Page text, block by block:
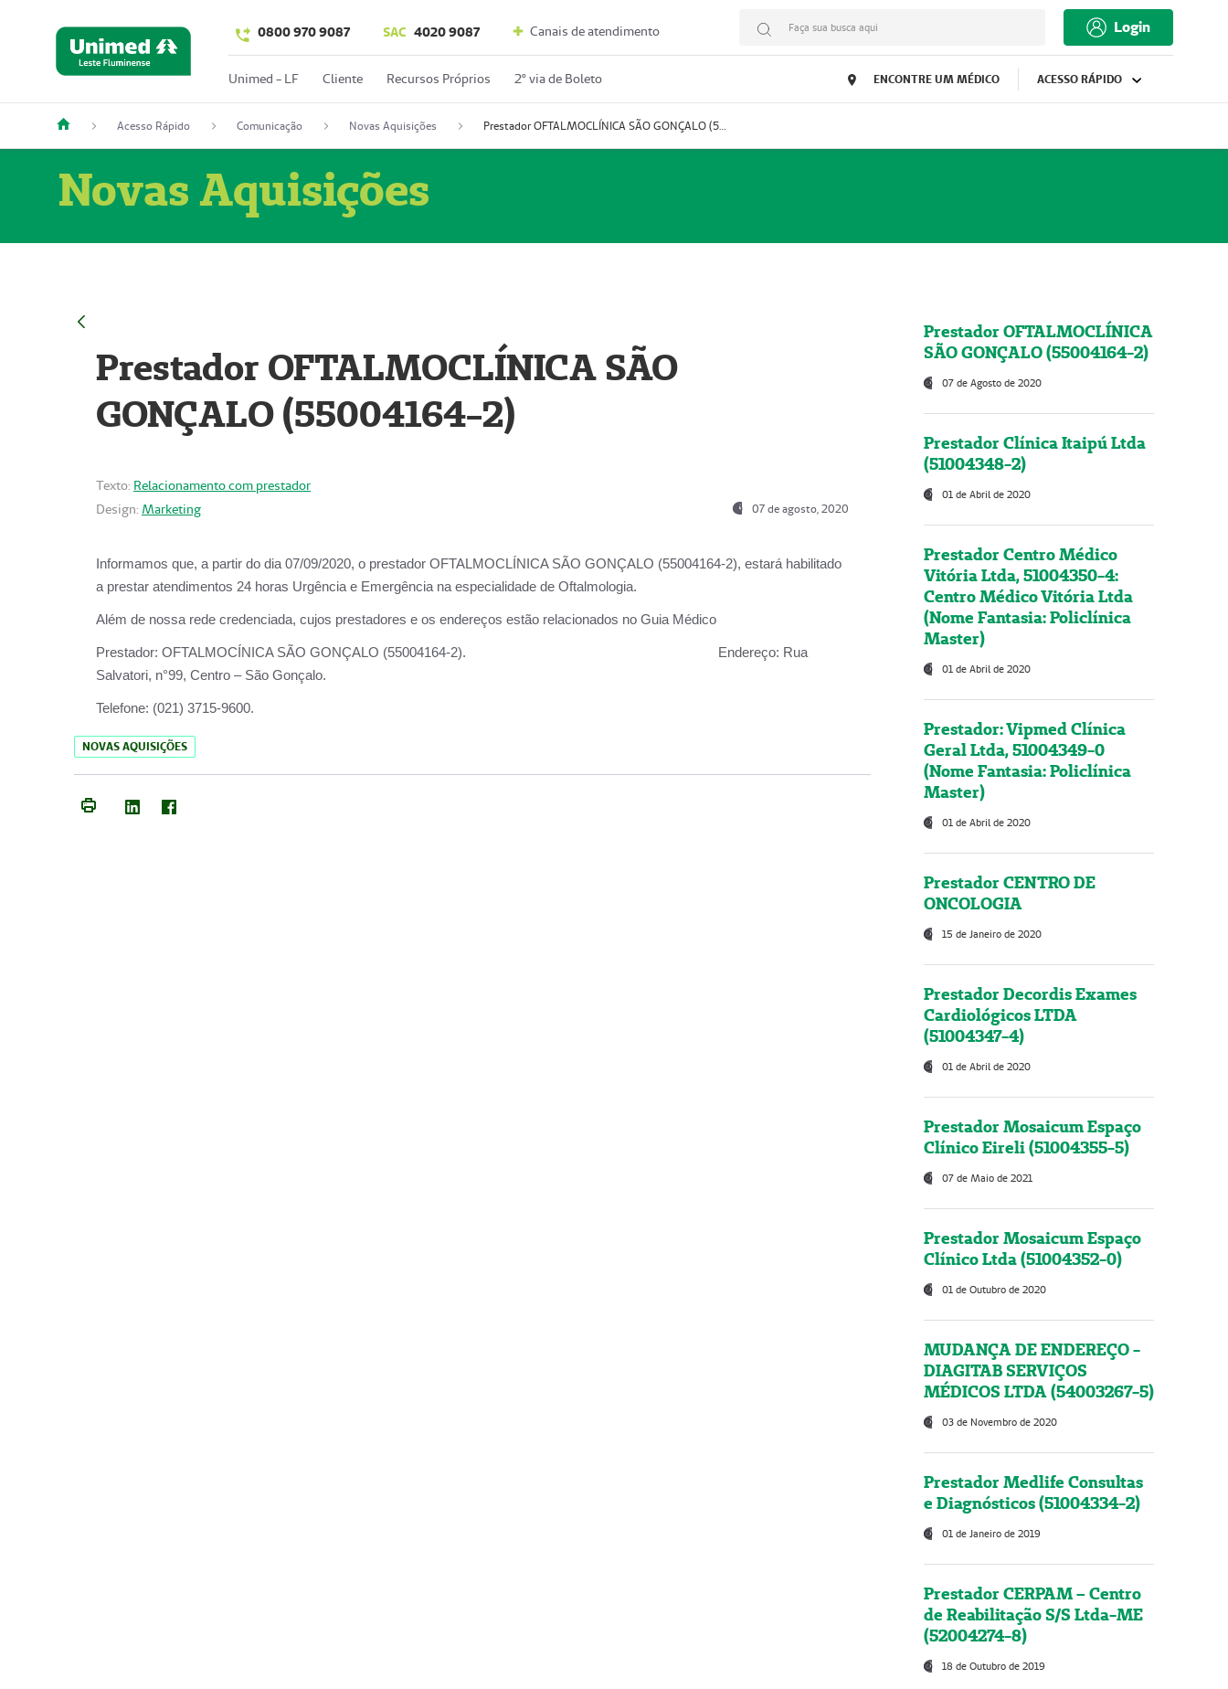
0800 970 9087 SAC 4020 9087 Canais de atendimento Faça sua busca aqui Login
Unimed - LF Cliente Recursos Próprios 2º via de Boleto ENCONTRE UM MÉDICO ACESSO RÁPIDO
Acesso Rápido Comunicação Novas Aquisições Prestador OFTALMOCLÍNICA SÃO GONÇALO (55004164-2)
Novas Aquisições
Prestador OFTALMOCLÍNICA SÃO
GONÇALO (55004164-2)
Texto: Relacionamento com prestador
Design: Marketing 07 de agosto, 2020
Informamos que, a partir do dia 07/09/2020, o prestador OFTALMOCLÍNICA SÃO GONÇALO (55004164-2), estará habilitado
a prestar atendimentos 24 horas Urgência e Emergência na especialidade de Oftalmologia.
Além de nossa rede credenciada, cujos prestadores e os endereços estão relacionados no Guia Médico
Prestador: OFTALMOCÍNICA SÃO GONÇALO (55004164-2). Endereço: Rua
Salvatori, n°99, Centro – São Gonçalo.
Telefone: (021) 3715-9600.
NOVAS AQUISIÇÕES
Prestador OFTALMOCLÍNICA
SÃO GONÇALO (55004164-2)
07 de Agosto de 2020
Prestador Clínica Itaipú Ltda
(51004348-2)
01 de Abril de 2020
Prestador Centro Médico
Vitória Ltda, 51004350-4:
Centro Médico Vitória Ltda
(Nome Fantasia: Policlínica
Master)
01 de Abril de 2020
Prestador: Vipmed Clínica
Geral Ltda, 51004349-0
(Nome Fantasia: Policlínica
Master)
01 de Abril de 2020
Prestador CENTRO DE
ONCOLOGIA
15 de Janeiro de 2020
Prestador Decordis Exames
Cardiológicos LTDA
(51004347-4)
01 de Abril de 2020
Prestador Mosaicum Espaço
Clínico Eireli (51004355-5)
07 de Maio de 2021
Prestador Mosaicum Espaço
Clínico Ltda (51004352-0)
01 de Outubro de 2020
MUDANÇA DE ENDEREÇO -
DIAGITAB SERVIÇOS
MÉDICOS LTDA (54003267-5)
03 de Novembro de 2020
Prestador Medlife Consultas
e Diagnósticos (51004334-2)
01 de Janeiro de 2019
Prestador CERPAM – Centro
de Reabilitação S/S Ltda-ME
(52004274-8)
18 de Outubro de 2019